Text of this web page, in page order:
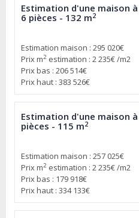
Estimation d'une maison à
6 pièces - 132 m2
Estimation maison : 295 020€
Prix m2 estimation : 2 235€ /m2
Prix bas : 206 514€
Prix haut : 383 526€
Estimation d'une maison à
pièces - 115 m2
Estimation maison : 257 025€
Prix m2 estimation : 2 235€ /m2
Prix bas : 179 918€
Prix haut : 334 133€